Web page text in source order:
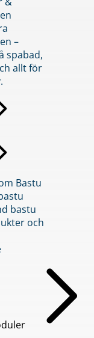
–
spabad,
allt för
Bastu
bastu
och